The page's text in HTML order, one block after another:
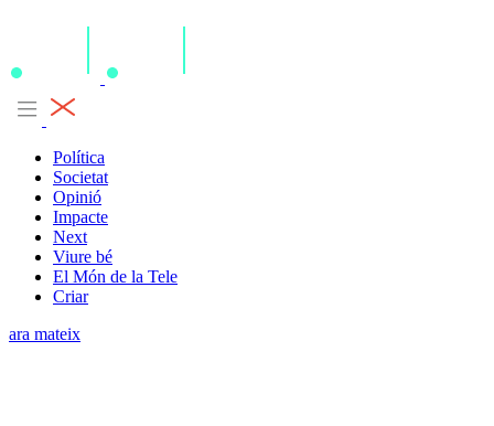
Política
Societat
Opinió
Impacte
Next
Viure bé
El Món de la Tele
Criar
ara mateix